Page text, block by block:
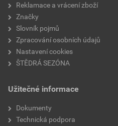
Reklamace a vrácení zboží
Značky
Slovník pojmů
Zpracování osobních údajů
Nastavení cookies
ŠTĚDRÁ SEZÓNA
Užitečné informace
Dokumenty
Technická podpora